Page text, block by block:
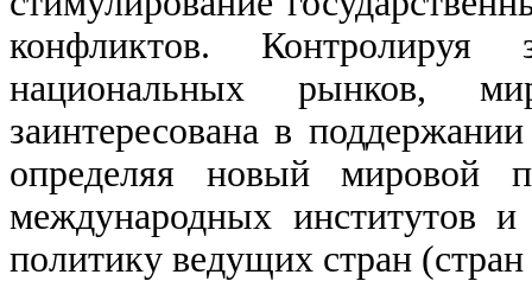
конфликтов.
национальных рынков,
заинтересована в
определяя новый мировой
международных институтов
политику ведущих стран